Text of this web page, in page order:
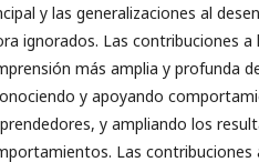
y las generalizaciones al
ignorados. Las contribuciones
más amplia y profunda
y apoyando
y ampliando los
Las contribuciones